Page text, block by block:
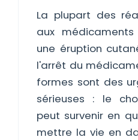
La plupart des
aux
une éruption
l'arrêt du
formes sont des
sérieuses : le
peut survenir en
mettre la vie en